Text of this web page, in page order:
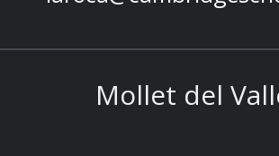
Mollet del